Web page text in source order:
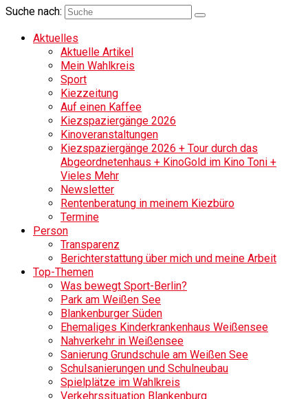
Suche nach:
Aktuelles
Aktuelle Artikel
Mein Wahlkreis
Sport
Kiezzeitung
Auf einen Kaffee
Kiezspaziergänge 2026
Kinoveranstaltungen
Kiezspaziergänge 2026 + Tour durch das
Abgeordnetenhaus + KinoGold im Kino Toni +
Vieles Mehr
Newsletter
Rentenberatung in meinem Kiezbüro
Termine
Person
Transparenz
Berichterstattung über mich und meine Arbeit
Top-Themen
Was bewegt Sport-Berlin?
Park am Weißen See
Blankenburger Süden
Ehemaliges Kinderkrankenhaus Weißensee
Nahverkehr in Weißensee
Sanierung Grundschule am Weißen See
Schulsanierungen und Schulneubau
Spielplätze im Wahlkreis
Verkehrssituation Blankenburg